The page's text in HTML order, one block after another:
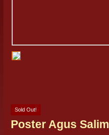
Sold Out!
Poster Agus Salim